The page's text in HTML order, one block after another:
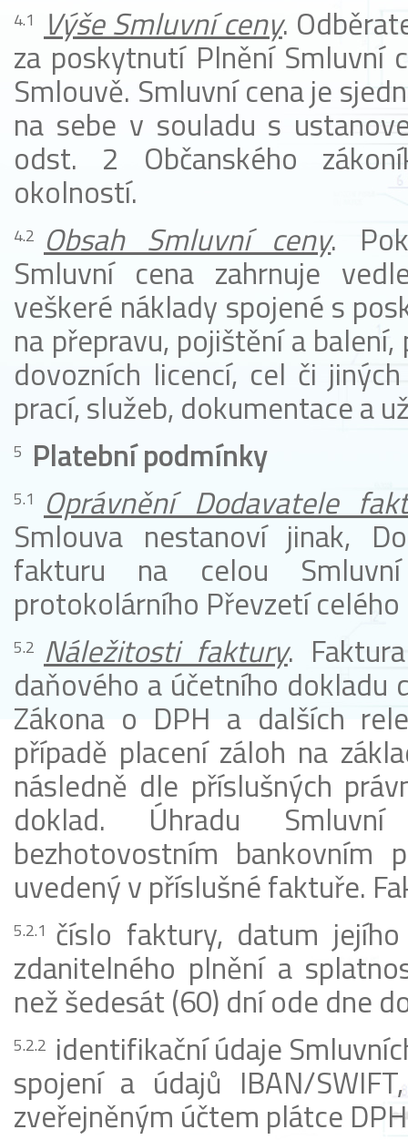
Výše Smluvní ceny.
za poskytnutí Plnění Smluvní
Smlouvě. Smluvní cena je
na sebe v souladu s
odst. 2 Občanského
okolností.
Obsah Smluvní ceny.
Smluvní cena zahrnuje
veškeré náklady spojené s
na přepravu, pojištění a
dovozních licencí, cel či
prací, služeb, dokumentace a
Platební podmínky
Oprávnění Dodavatele
Smlouva nestanoví jinak,
fakturu na celou
protokolárního Převzetí celého
Náležitosti faktury.
daňového a účetního dokladu
Zákona o DPH a dalších
případě placení záloh na
následně dle příslušných
doklad. Úhradu
bezhotovostním bankovním
uvedený v příslušné faktuře.
číslo faktury, datum
zdanitelného plnění a
než šedesát (60) dní ode dne
identifikační údaje
spojení a údajů IBAN/
zveřejněným účtem plátce